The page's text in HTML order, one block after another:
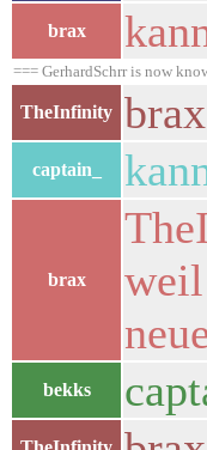
brax
=== GerhardSchrr is now
TheInfinity
captain_
brax
bekks